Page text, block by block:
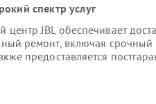
спектр услуг
центр JBL обеспечивает
ремонт, включая срочный
предоставляется